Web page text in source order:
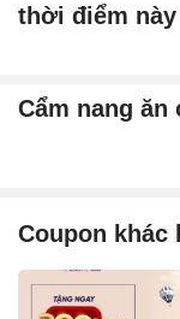
thời điểm này
Cẩm nang
Coupon khác